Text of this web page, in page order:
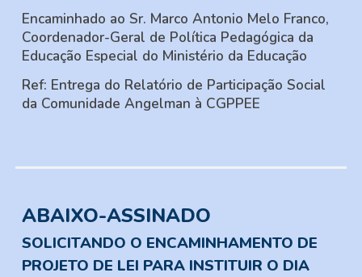
Encaminhado ao Sr. Marco Antonio Melo Franco,
Coordenador-Geral de Política Pedagógica da
Educação Especial do Ministério da Educação
Ref: Entrega do Relatório de Participação Social
da Comunidade Angelman à CGPPEE
ABAIXO-ASSINADO
SOLICITANDO O ENCAMINHAMENTO DE
PROJETO DE LEI PARA INSTITUIR O DIA